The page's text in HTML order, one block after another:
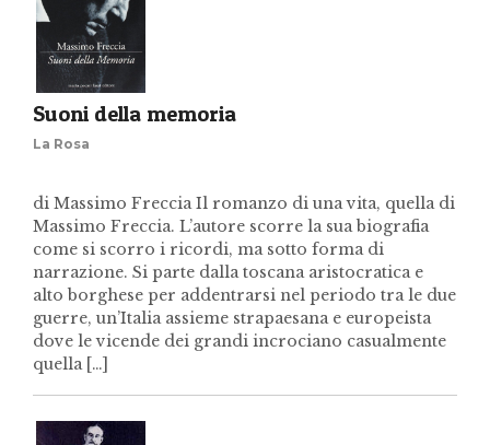
Suoni della memoria
La Rosa
di Massimo Freccia Il romanzo di una vita, quella di
Massimo Freccia. L’autore scorre la sua biografia
come si scorro i ricordi, ma sotto forma di
narrazione. Si parte dalla toscana aristocratica e
alto borghese per addentrarsi nel periodo tra le due
guerre, un’Italia assieme strapaesana e europeista
dove le vicende dei grandi incrociano casualmente
quella […]